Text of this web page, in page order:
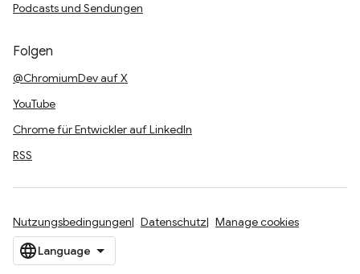
Podcasts und Sendungen
Folgen
@ChromiumDev auf X
YouTube
Chrome für Entwickler auf LinkedIn
RSS
Nutzungsbedingungen Datenschutz Manage cookies